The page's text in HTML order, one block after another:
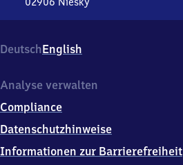
Bahnhof,
0
9
6
Niesky
DeutschEnglish
Analyse verwalten
Compliance
Datenschutzhinweise
Informationen zur Barrierefreiheit